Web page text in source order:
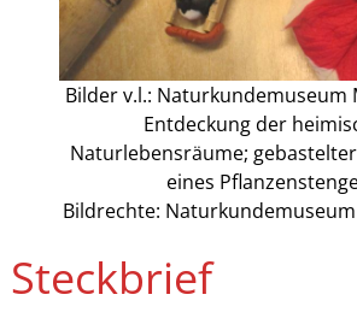
Bilder v.l.: Naturkundemuseum
Entdeckung der
Naturlebensräume;
eines
Bildrechte:
Steckbrief